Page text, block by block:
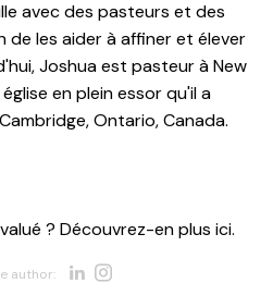
avec des pasteurs et des
de les aider à affiner et élever
Joshua est pasteur à New
en plein essor qu'il a
Ontario, Canada.
? Découvrez-en plus ici.
author: Opens new